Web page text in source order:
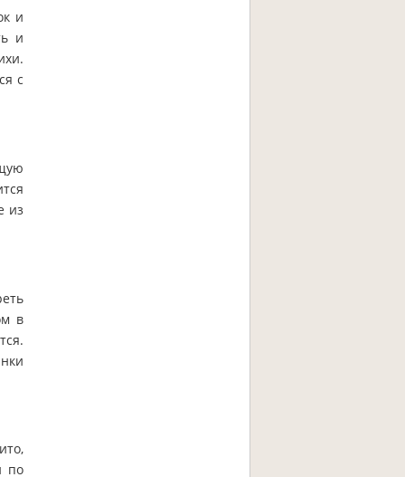
и
и
с
из
в
по